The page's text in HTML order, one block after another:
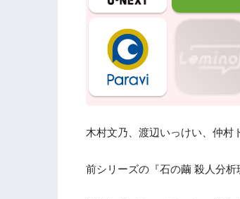
木村文乃、渡辺いっけい、仲村
前シリーズの『石の繭 殺人分